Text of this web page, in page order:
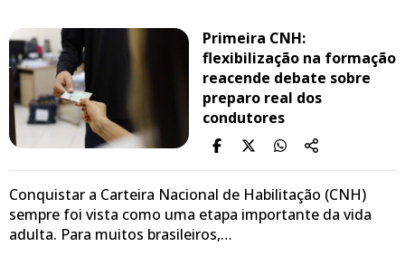
Primeira CNH:
flexibilização na formação
reacende debate sobre
preparo real dos
condutores
Conquistar a Carteira Nacional de Habilitação (CNH)
sempre foi vista como uma etapa importante da vida
adulta. Para muitos brasileiros,…